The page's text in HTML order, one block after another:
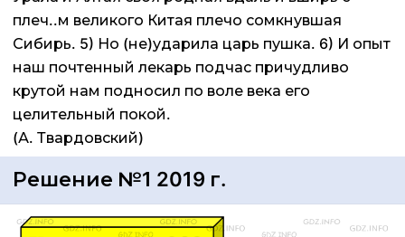
плеч..м великого Китая плечо сомкнувшая
Сибирь. 5) Но (не)ударила царь пушка. 6) И опыт
наш почтенный лекарь подчас причудливо
крутой нам подносил по воле века его
целительный покой.
(А. Твардовский)
Решение №1 2019 г.